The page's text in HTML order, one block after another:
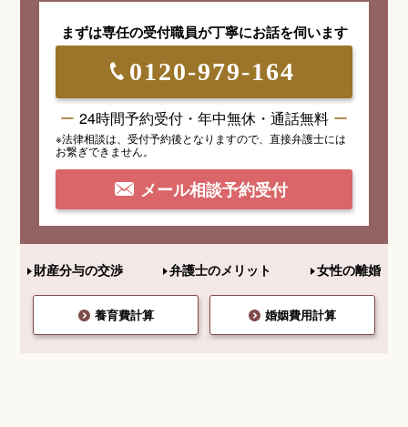
まずは専任の受付職員が丁寧にお話を伺います
0120-979-164
24時間予約受付・年中無休・通話無料
※法律相談は、受付予約後となりますので、 直接弁護士には
お繋ぎできません。
メール相談予約受付
財産分与の交渉 弁護士のメリット 女性の離婚
養育費計算 婚姻費用計算